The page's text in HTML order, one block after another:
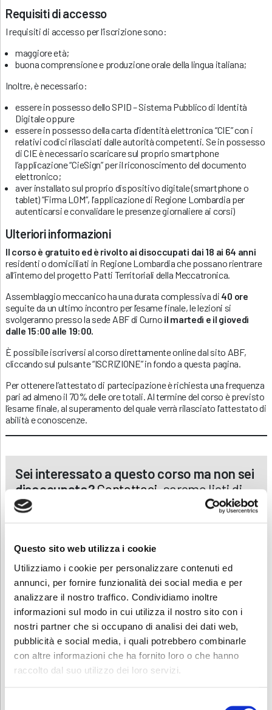
Questo sito web utilizza i cookie
Utilizziamo i cookie per personalizzare contenuti ed
annunci, per fornire funzionalità dei social media e per
analizzare il nostro traffico. Condividiamo inoltre
informazioni sul modo in cui utilizza il nostro sito con i
nostri partner che si occupano di analisi dei dati web,
pubblicità e social media, i quali potrebbero combinarle
con altre informazioni che ha fornito loro o che hanno
raccolto dal suo utilizzo dei loro servizi.
Requisiti di accesso
I requisiti di accesso per l’iscrizione sono:
maggiore età;
buona comprensione e produzione orale della lingua italiana;
Inoltre, è necessario:
essere in possesso dello SPID – Sistema Pubblico di Identità
Digitale oppure
essere in possesso della carta d’identità elettronica “CIE” con i
relativi codici rilasciati dalle autorità competenti. Se in possesso
di CIE è necessario scaricare sul proprio smartphone
l’applicazione “CieSign” per il riconoscimento del documento
elettronico;
aver installato sul proprio dispositivo digitale (smartphone o
tablet) “Firma LOM”, l’applicazione di Regione Lombardia per
autenticarsi e convalidare le presenze giornaliere ai corsi)
Ulteriori informazioni
Il corso è gratuito ed è rivolto ai disoccupati dai 18 ai 64 anni
residenti o domiciliati in Regione Lombardia che possano rientrare
all’interno del progetto Patti Territoriali della Meccatronica.
Assemblaggio meccanico ha una durata complessiva di 40 ore
seguite da un ultimo incontro per l’esame finale, le lezioni si
svolgeranno presso la sede ABF di Curno il martedì e il giovedì
dalle 15:00 alle 19:00.
È possibile iscriversi al corso direttamente online dal sito ABF,
cliccando sul pulsante “ISCRIZIONE” in fondo a questa pagina.
Per ottenere l’attestato di partecipazione è richiesta una frequenza
pari ad almeno il 70% delle ore totali. Al termine del corso è previsto
l’esame finale, al superamento del quale verrà rilasciato l’attestato di
abilità e conoscenze.
Sei interessato a questo corso ma non sei
disoccupato?Contattaci, saremo lieti di
presentarti la nostra offerta formativa
dedicata.
Contatti
Per avere ulteriori informazioni sul corso non esitate a contattarci
al numero 035.614466 o alla seguente mail lavoro.curno@abf.eu
Scarica e condividi la locandina!